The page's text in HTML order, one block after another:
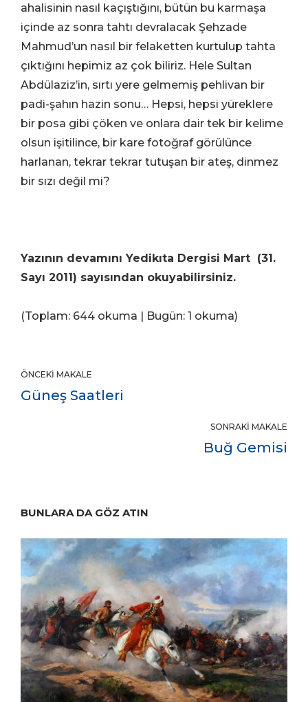
ahalisinin nasıl kaçıştığını, bütün bu karmaşa
içinde az sonra tahtı devralacak Şehzade
Mahmud’un nasıl bir felaketten kurtulup tahta
çıktığını hepimiz az çok biliriz. Hele Sultan
Abdülaziz’in, sırtı yere gelmemiş pehlivan bir
padi-şahın hazin sonu… Hepsi, hepsi yüreklere
bir posa gibi çöken ve onlara dair tek bir kelime
olsun işitilince, bir kare fotoğraf görülünce
harlanan, tekrar tekrar tutuşan bir ateş, dinmez
bir sızı değil mi?
Yazının devamını Yedikıta Dergisi Mart (31.
Sayı 2011) sayısından okuyabilirsiniz.
(Toplam: 644 okuma | Bugün: 1 okuma)
ÖNCEKI MAKALE
Güneş Saatleri
SONRAKI MAKALE
Buğ Gemisi
BUNLARA DA GÖZ ATIN